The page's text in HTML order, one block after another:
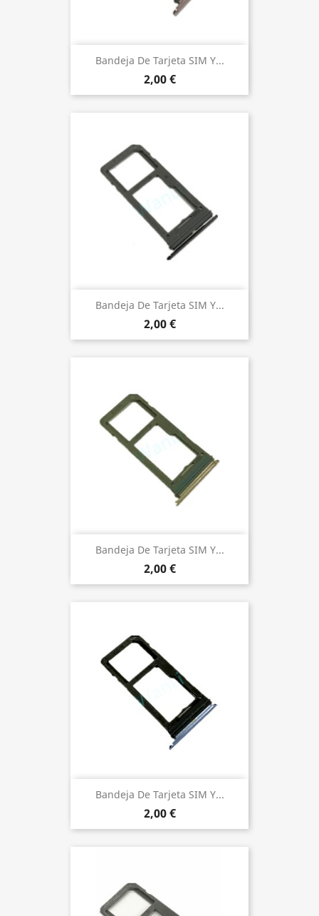
Bandeja De Tarjeta SIM Y...
2,00 €
Bandeja De Tarjeta SIM Y...
2,00 €
Bandeja De Tarjeta SIM Y...
2,00 €
Bandeja De Tarjeta SIM Y...
2,00 €